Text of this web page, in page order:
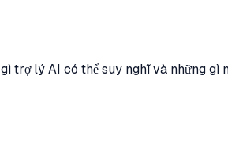
trợ lý AI có thể suy nghĩ và những